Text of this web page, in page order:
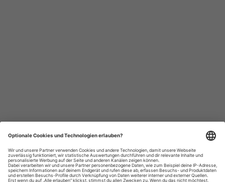
Datenschutzhinweise
Impressum